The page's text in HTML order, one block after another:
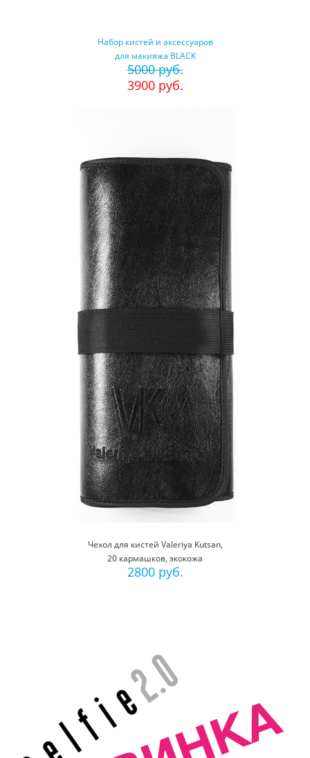
Набор кистей и аксессуаров
для макияжа BLACK
5000 руб.
3900 руб.
Чехол для кистей Valeriya Kutsan,
20 кармашков, экокожа
2800 руб.